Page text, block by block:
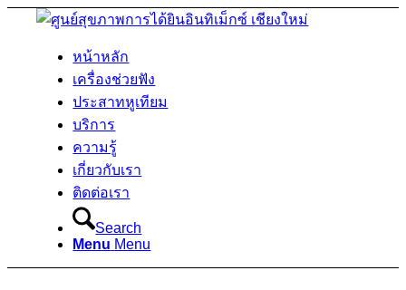
หน้าหลัก
เครื่องช่วยฟัง
ประสาทหูเทียม
บริการ
ความรู้
เกี่ยวกับเรา
ติดต่อเรา
Search
Menu Menu